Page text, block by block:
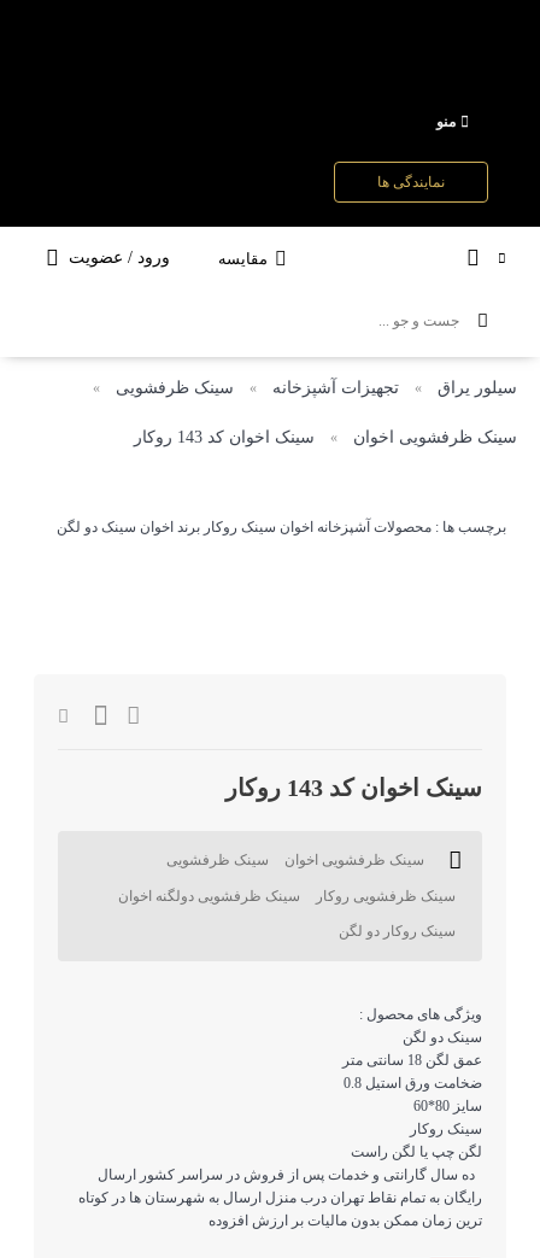
منو
نمایندگی ها
مقایسه ورود / عضویت
سیلور یراق » تجهیزات آشپزخانه » سینک ظرفشویی »
سینک ظرفشویی اخوان » سینک اخوان کد 143 روکار
سینک اخوان کد 143 روکار
سینک ظرفشویی اخوان سینک ظرفشویی
سینک ظرفشویی روکار سینک ظرفشویی دولگنه اخوان
سینک روکار دو لگن
ویژگی های محصول :
سینک دو لگن
عمق لگن 18 سانتی متر
ضخامت ورق استیل 0.8
سایز 80*60
سینک روکار
لگن چپ یا لگن راست
ده سال گارانتی و خدمات پس از فروش در سراسر کشور ارسال
رایگان به تمام نقاط تهران درب منزل ارسال به شهرستان ها در کوتاه
ترین زمان ممکن بدون مالیات بر ارزش افزوده
برچسب ها : محصولات آشپزخانه اخوان سینک روکار برند اخوان سینک دو لگن